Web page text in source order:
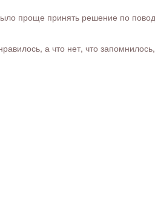
проще принять решение по
а что нет, что